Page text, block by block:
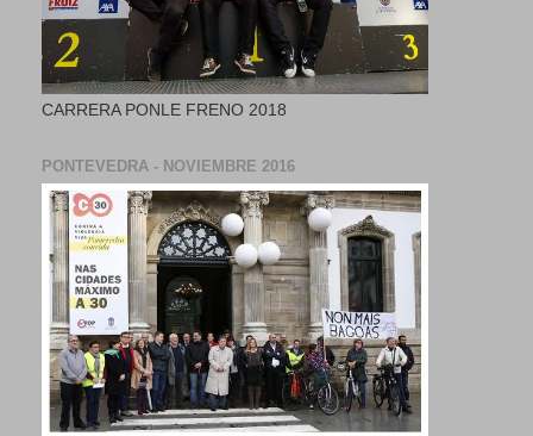
CARRERA PONLE FRENO 2018
PONTEVEDRA - NOVIEMBRE 2016